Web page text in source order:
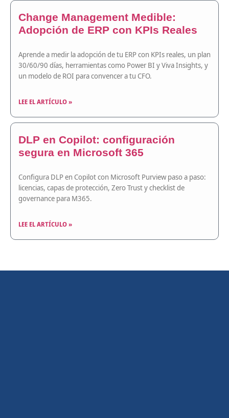
Change Management Medible:
Adopción de ERP con KPIs Reales
Aprende a medir la adopción de tu ERP con KPIs reales, un plan
30/60/90 días, herramientas como Power BI y Viva Insights, y
un modelo de ROI para convencer a tu CFO.
LEE EL ARTÍCULO »
DLP en Copilot: configuración
segura en Microsoft 365
Configura DLP en Copilot con Microsoft Purview paso a paso:
licencias, capas de protección, Zero Trust y checklist de
governance para M365.
LEE EL ARTÍCULO »